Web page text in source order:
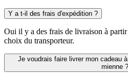
Y a t-il des frais d'expédition ?
Oui il y a des frais de livraison à
choix du transporteur.
Je voudrais faire livrer mon cadeau
mienne ?